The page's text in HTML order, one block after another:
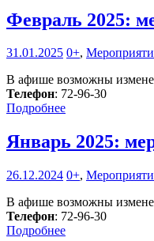
Февраль 2025:
31.01.2025 0+,
В афише возможны
Телефон: 72-96-30
Подробнее
Январь 2025:
26.12.2024 0+,
В афише возможны
Телефон: 72-96-30
Подробнее